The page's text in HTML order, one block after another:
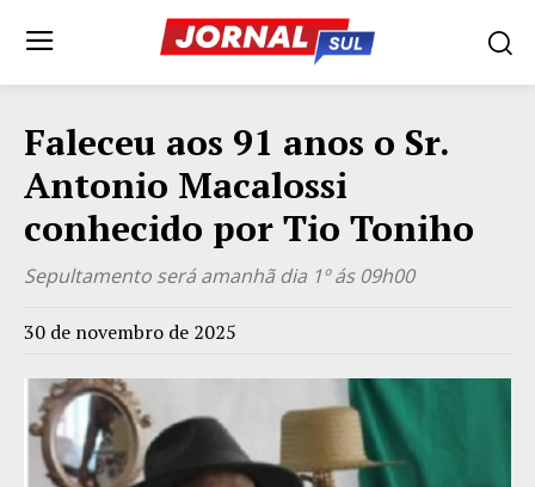
Faleceu aos 91 anos o Sr.
Antonio Macalossi
conhecido por Tio Toniho
Sepultamento será amanhã dia 1º ás 09h00
30 de novembro de 2025